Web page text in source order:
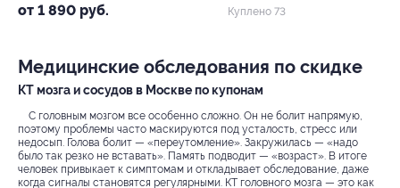
от 1 890 руб.
Куплено 73
Медицинские обследования по скидке
КТ мозга и сосудов в Москве по купонам
С головным мозгом все особенно сложно. Он не болит напрямую,
поэтому проблемы часто маскируются под усталость, стресс или
недосып. Голова болит — «переутомление». Закружилась — «надо
было так резко не вставать». Память подводит — «возраст». В итоге
человек привыкает к симптомам и откладывает обследование, даже
когда сигналы становятся регулярными. КТ головного мозга — это как